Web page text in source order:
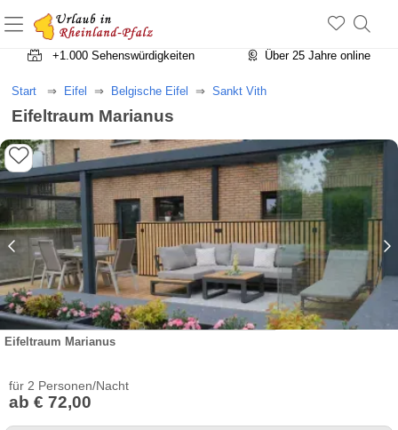
+1.500 Unterkünfte in Rheinland-Pfalz
+1.000 Sehenswürdigkeiten
Über 25 Jahre online
Start Eifel Belgische Eifel Sankt Vith
Eifeltraum Marianus
Eifeltraum Marianus
für 2 Personen/Nacht
ab € 72,00